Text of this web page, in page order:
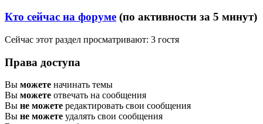
Кто сейчас на форуме (по активности за 5 минут)
Сейчас этот раздел просматривают: 3 гостя
Права доступа
Вы можете начинать темы
Вы можете отвечать на сообщения
Вы не можете редактировать свои сообщения
Вы не можете удалять свои сообщения